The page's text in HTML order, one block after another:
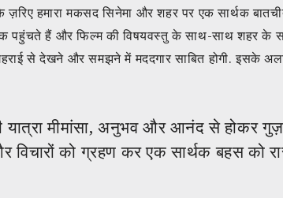
हमारा मकसद सिनेमा और शहर पर एक सार्थक
पहुंचते हैं और फिल्म की विषयवस्तु के साथ-साथ शहर के
से देखने और समझने में मददगार साबित होगी. इसके
यात्रा मीमांसा, अनुभव और आनंद से होकर
को ग्रहण कर एक सार्थक बहस को